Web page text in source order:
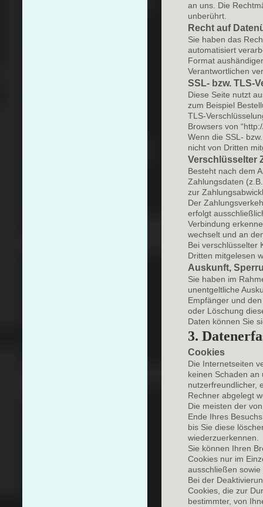
an uns. Die
unberührt.
Recht auf
Sie haben das
automatisiert
Format
Verantwortlichen
SSL- bzw. TLS-
Diese Seite nutzt
zum Beispiel
TLS-
Browsers von
Wenn die SSL-
nicht von Dritten
Verschlüsselter
Besteht nach dem
Zahlungsdaten
zur
Der
erfolgt
Verbindung
wechselt und an
Bei verschlüsselter
Dritten mitgelesen
Auskunft,
Sie haben im
unentgeltliche
Empfänger und
oder Löschung
Daten können Sie
3.
Cookies
Die Internetseiten
keinen Schaden an
nutzerfreundlicher,
Rechner abgelegt
Die meisten der
Ende Ihres
bis Sie diese
wiederzuerkennen.
Sie können Ihren
Cookies nur im
ausschließen
Bei der
Cookies, die zur
bestimmter, von